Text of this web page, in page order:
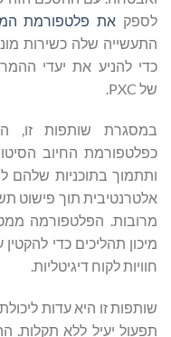
לספק את פלטפורמת
התעשייה שלה כשירות
כדי להניע את יעדי
של PXC.
ותתמוך בתוכניות
מיכון תהליכים כדי
חוויות לקוח דיגיטליות.